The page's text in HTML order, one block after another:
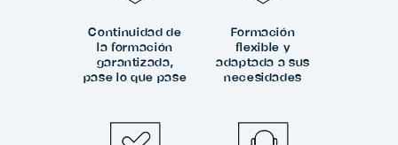
Continuidad de
la formación
garantizada,
pase lo que pase
Formación
flexible y
adaptada a sus
necesidades